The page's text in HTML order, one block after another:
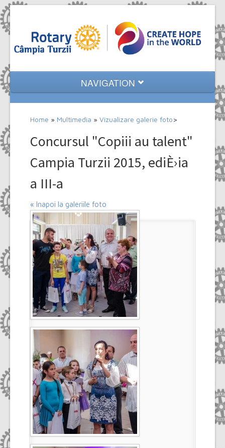
NAVIGATION
Home
Despre noi
Evenimente
Proiecte
Multimedia
Contact
Select Language
Home » Multimedia » Vizualizare galerie foto>
Concursul "Copiii au talent"
Campia Turzii 2015, ediÈ›ia
a III-a
« Inapoi la galeriile foto